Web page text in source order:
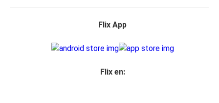
Flix App
Flix en: